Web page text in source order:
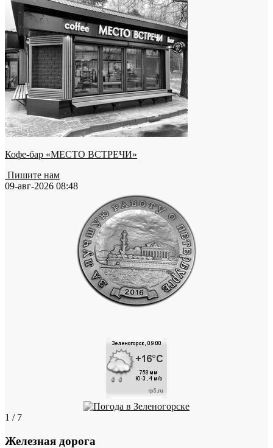
Кофе-бар «МЕСТО ВСТРЕЧИ»
Пишите нам
09-авг-2026 08:48
1 / 7
Железная дорога